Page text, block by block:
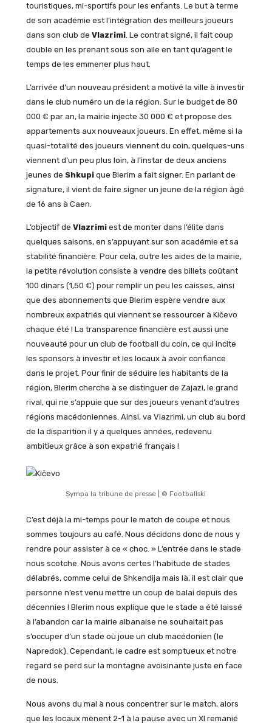
touristiques, mi-sportifs pour les enfants. Le but à terme
de son académie est l’intégration des meilleurs joueurs
dans son club de Vlazrimi. Le contrat signé, il fait coup
double en les prenant sous son aile en tant qu’agent le
temps de les emmener plus haut.
L’arrivée d’un nouveau président a motivé la ville à investir
dans le club numéro un de la région. Sur le budget de 80
000 € par an, la mairie injecte 30 000 € et propose des
appartements aux nouveaux joueurs. En effet, même si la
quasi-totalité des joueurs viennent du coin, quelques-uns
viennent d’un peu plus loin, à l’instar de deux anciens
jeunes de Shkupique Blerim a fait signer. En parlant de
signature, il vient de faire signer un jeune de la région âgé
de 16 ans à Caen.
L’objectif de Vlazrimiest de monter dans l’élite dans
quelques saisons, en s’appuyant sur son académie et sa
stabilité financière. Pour cela, outre les aides de la mairie,
la petite révolution consiste à vendre des billets coûtant
100 dinars (1,50 €) pour remplir un peu les caisses, ainsi
que des abonnements que Blerim espère vendre aux
nombreux expatriés qui viennent se ressourcer à Kičevo
chaque été ! La transparence financière est aussi une
nouveauté pour un club de football du coin, ce qui incite
les sponsors à investir et les locaux à avoir confiance
dans le projet. Pour finir de séduire les habitants de la
région, Blerim cherche à se distinguer de Zajazi, le grand
rival, qui ne s’appuie que sur des joueurs venant d’autres
régions macédoniennes. Ainsi, va Vlazrimi, un club au bord
de la disparition il y a quelques années, redevenu
ambitieux grâce à son expatrié français !
Sympa la tribune de presse | © Footballski
C’est déjà la mi-temps pour le match de coupe et nous
sommes toujours au café. Nous décidons donc de nous y
rendre pour assister à ce « choc. » L’entrée dans le stade
nous scotche. Nous avons certes l’habitude de stades
délabrés, comme celui de Shkendija mais là, il est clair que
personne n’est venu mettre un coup de balai depuis des
décennies ! Blerim nous explique que le stade a été laissé
à l’abandon car la mairie albanaise ne souhaitait pas
s’occuper d’un stade où joue un club macédonien (le
Napredok). Cependant, le cadre est somptueux et notre
regard se perd sur la montagne avoisinante juste en face
de nous.
Nous avons du mal à nous concentrer sur le match, alors
que les locaux mènent 2-1 à la pause avec un XI remanié